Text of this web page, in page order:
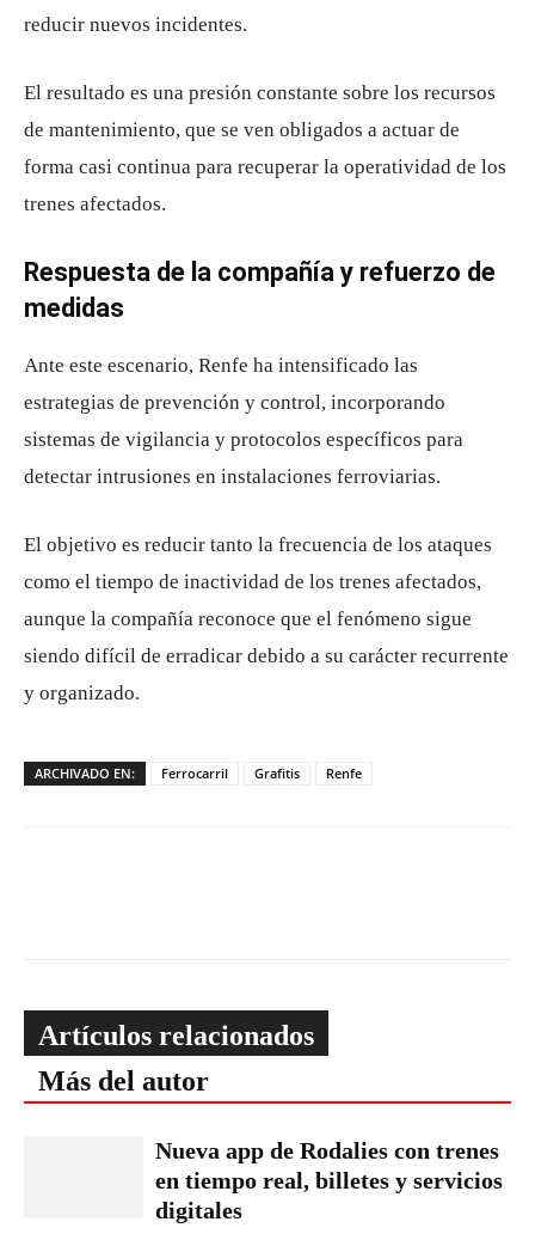
reducir nuevos incidentes.
El resultado es una presión constante sobre los recursos
de mantenimiento, que se ven obligados a actuar de
forma casi continua para recuperar la operatividad de los
trenes afectados.
Respuesta de la compañía y refuerzo de
medidas
Ante este escenario, Renfe ha intensificado las
estrategias de prevención y control, incorporando
sistemas de vigilancia y protocolos específicos para
detectar intrusiones en instalaciones ferroviarias.
El objetivo es reducir tanto la frecuencia de los ataques
como el tiempo de inactividad de los trenes afectados,
aunque la compañía reconoce que el fenómeno sigue
siendo difícil de erradicar debido a su carácter recurrente
y organizado.
ARCHIVADO EN: Ferrocarril Grafitis Renfe
Artículos relacionados
Más del autor
Nueva app de Rodalies con trenes
en tiempo real, billetes y servicios
digitales